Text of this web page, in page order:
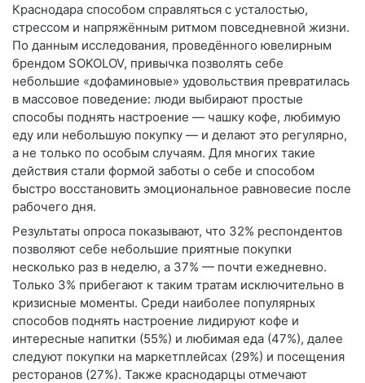
Краснодара способом справляться с усталостью,
стрессом и напряжённым ритмом повседневной жизни.
По данным исследования, проведённого ювелирным
брендом SOKOLOV, привычка позволять себе
небольшие «дофаминовые» удовольствия превратилась
в массовое поведение: люди выбирают простые
способы поднять настроение — чашку кофе, любимую
еду или небольшую покупку — и делают это регулярно,
а не только по особым случаям. Для многих такие
действия стали формой заботы о себе и способом
быстро восстановить эмоциональное равновесие после
рабочего дня.
Результаты опроса показывают, что 32% респондентов
позволяют себе небольшие приятные покупки
несколько раз в неделю, а 37% — почти ежедневно.
Только 3% прибегают к таким тратам исключительно в
кризисные моменты. Среди наиболее популярных
способов поднять настроение лидируют кофе и
интересные напитки (55%) и любимая еда (47%), далее
следуют покупки на маркетплейсах (29%) и посещения
ресторанов (27%). Также краснодарцы отмечают